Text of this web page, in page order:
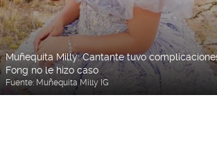
Muñequita Milly: Cantante tuvo
Fong no le hizo caso
Fuente: Muñequita Milly IG